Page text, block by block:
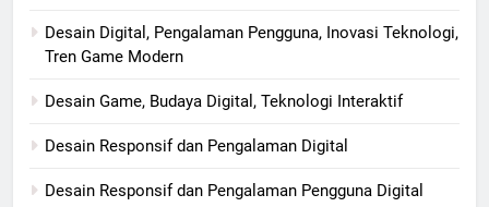
Desain Digital, Pengalaman Pengguna, Inovasi Teknologi,
Tren Game Modern
Desain Game, Budaya Digital, Teknologi Interaktif
Desain Responsif dan Pengalaman Digital
Desain Responsif dan Pengalaman Pengguna Digital